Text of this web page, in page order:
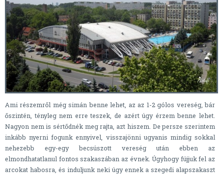
Ami részemről még simán benne lehet, az az 1-2 gólos vereség, bár
őszintén, tényleg nem erre teszek, de azért úgy érzem benne lehet.
Nagyon nem is sértődnék meg rajta, azt hiszem. De persze szerintem
inkább nyerni fogunk ennyivel, visszajönni ugyanis mindig sokkal
nehezebb egy-egy becsúszott vereség után ebben az
elmondhatatlanul fontos szakaszában az évnek. Úgyhogy fújjuk fel az
arcokat habosra, és induljunk neki úgy ennek a szegedi alapszakaszt